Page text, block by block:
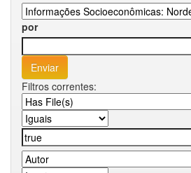
por
Filtros correntes: